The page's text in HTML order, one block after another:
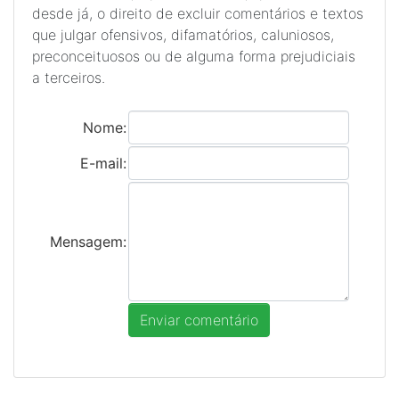
desde já, o direito de excluir comentários e textos
que julgar ofensivos, difamatórios, caluniosos,
preconceituosos ou de alguma forma prejudiciais
a terceiros.
Nome:
E-mail:
Mensagem: